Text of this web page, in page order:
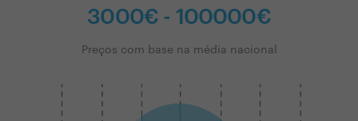
3000€ - 100000€
Preços com base na média nacional